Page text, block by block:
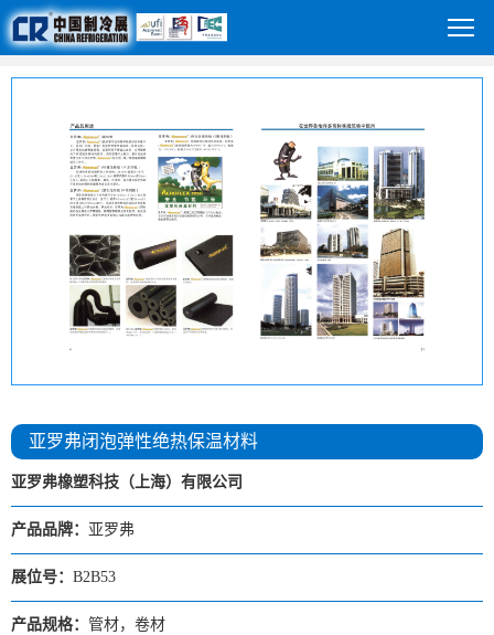
亚罗弗闭泡弹性绝热保温材料
亚罗弗橡塑科技（上海）有限公司
产品品牌： 亚罗弗
展位号： B2B53
产品规格： 管材，卷材